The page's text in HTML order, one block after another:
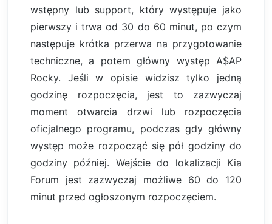
wstępny lub support, który występuje jako
pierwszy i trwa od 30 do 60 minut, po czym
następuje krótka przerwa na przygotowanie
techniczne, a potem główny występ A$AP
Rocky. Jeśli w opisie widzisz tylko jedną
godzinę rozpoczęcia, jest to zazwyczaj
moment otwarcia drzwi lub rozpoczęcia
oficjalnego programu, podczas gdy główny
występ może rozpocząć się pół godziny do
godziny później. Wejście do lokalizacji Kia
Forum jest zazwyczaj możliwe 60 do 120
minut przed ogłoszonym rozpoczęciem.